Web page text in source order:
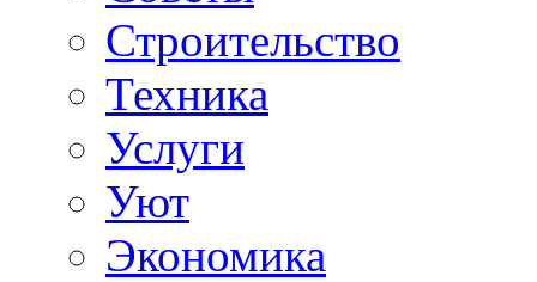
Строительство
Техника
Услуги
Уют
Экономика